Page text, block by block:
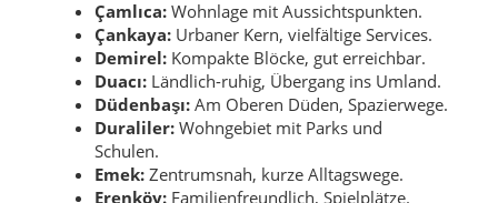
Çamlıca: Wohnlage mit Aussichtspunkten.
Çankaya: Urbaner Kern, vielfältige Services.
Demirel: Kompakte Blöcke, gut erreichbar.
Duacı: Ländlich-ruhig, Übergang ins Umland.
Düdenbaşı: Am Oberen Düden, Spazierwege.
Duraliler: Wohngebiet mit Parks und
Schulen.
Emek: Zentrumsnah, kurze Alltagswege.
Erenköy: Familienfreundlich, Spielplätze.